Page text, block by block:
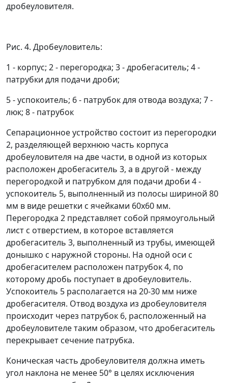
дробеуловителя.
Рис. 4. Дробеуловитель:
1 - корпус; 2 - перегородка; 3 - дробегаситель; 4 -
патрубки для подачи дроби;
5 - успокоитель; 6 - патрубок для отвода воздуха; 7 -
люк; 8 - патрубок
Сепарационное устройство состоит из перегородки
2, разделяющей верхнюю часть корпуса
дробеуловителя на две части, в одной из которых
расположен дробегаситель 3, а в другой - между
перегородкой и патрубком для подачи дроби 4 -
успокоитель 5, выполненный из полосы шириной 80
мм в виде решетки с ячейками 60х60 мм.
Перегородка 2 представляет собой прямоугольный
лист с отверстием, в которое вставляется
дробегаситель 3, выполненный из трубы, имеющей
донышко с наружной стороны. На одной оси с
дробегасителем расположен патрубок 4, по
которому дробь поступает в дробеуловитель.
Успокоитель 5 располагается на 20-30 мм ниже
дробегасителя. Отвод воздуха из дробеуловителя
происходит через патрубок 6, расположенный на
дробеуловителе таким образом, что дробегаситель
перекрывает сечение патрубка.
Коническая часть дробеуловителя должна иметь
угол наклона не менее 50° в целях исключения